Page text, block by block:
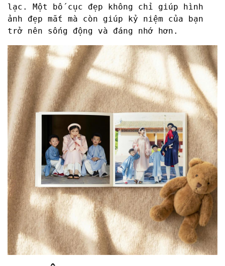
lạc. Một bố cục đẹp không chỉ giúp hình
ảnh đẹp mắt mà còn giúp kỷ niệm của bạn
trở nên sống động và đáng nhớ hơn.